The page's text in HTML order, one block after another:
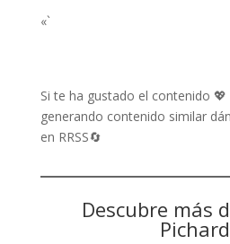
«`
Si te ha gustado el contenido
generando contenido similar
en RRSS🔄
Descubre más